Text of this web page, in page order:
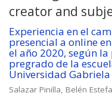
creator and
Experiencia en el
presencial a online
el año 2020, según
pregrado de la
Universidad
Salazar Pinilla, Belén